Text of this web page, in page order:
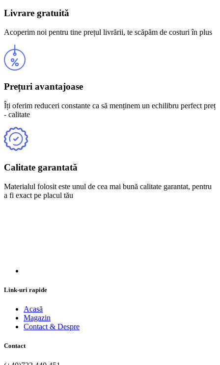
Livrare gratuită
Acoperim noi pentru tine prețul livrării, te scăpăm de costuri în plus
Prețuri avantajoase
Îți oferim reduceri constante ca să menținem un echilibru perfect preț
- calitate
Calitate garantată
Materialul folosit este unul de cea mai bună calitate garantat, pentru
a fi exact pe placul tău
Link-uri rapide
Acasă
Magazin
Contact & Despre
Contact